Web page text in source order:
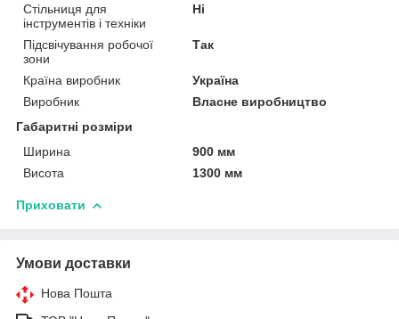
Стільниця для
інструментів і техніки
Ні
Підсвічування робочої
зони
Так
Країна виробник
Україна
Виробник
Власне виробництво
Габаритні розміри
Ширина
900 мм
Висота
1300 мм
Приховати
Умови доставки
Нова Пошта